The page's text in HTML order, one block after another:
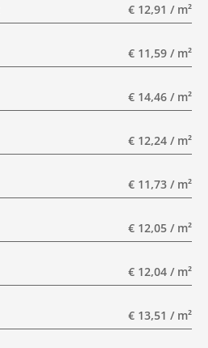
€ 12,91 / m²
€ 11,59 / m²
€ 14,46 / m²
€ 12,24 / m²
€ 11,73 / m²
€ 12,05 / m²
€ 12,04 / m²
€ 13,51 / m²